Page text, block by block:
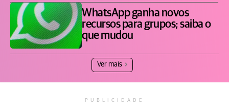
WhatsApp ganha novos
recursos para grupos; saiba o
que mudou
Ver mais
PUBLICIDADE